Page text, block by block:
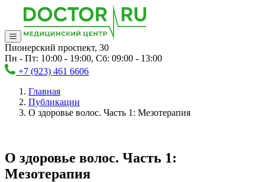
Пионерский проспект, 30
Пн - Пт: 10:00 - 19:00, Сб: 09:00 - 13:00
+7 (923) 461 6606
Главная
Публикации
О здоровье волос. Часть 1: Мезотерапия
О здоровье волос. Часть 1:
Мезотерапия